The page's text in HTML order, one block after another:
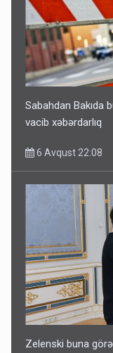
Sabahdan Bakıda
vacib xəbərdarlıq
6 Avqust 22:08
Zelenski buna